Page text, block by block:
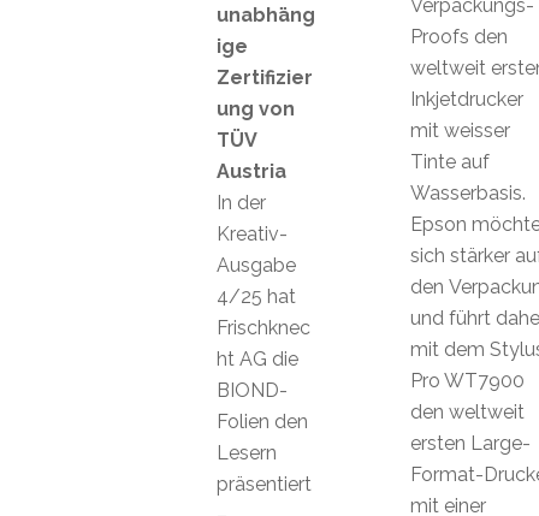
Verpackungs-
Proofs den
weltweit
Inkjetdrucker
mit weisser
Tinte auf
Wasserbasis.
Epson
sich stärker
den
und führt
mit dem
Pro WT7900
den weltweit
ersten Large-
Format-
mit einer
unabhäng
ige
Zertifizier
ung von
TÜV
Austria
In der
Kreativ-
Ausgabe
4/25 hat
Frischknec
ht AG die
BIOND-
Folien den
Lesern
präsentiert